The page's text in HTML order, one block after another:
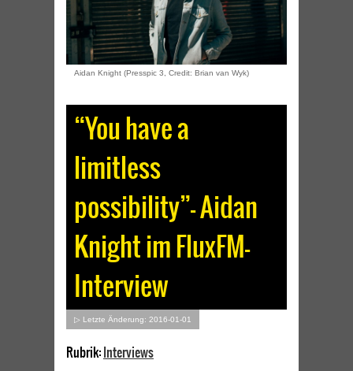
Aidan Knight (Presspic 3, Credit: Brian van Wyk)
“You have a
limitless
possibility”- Aidan
Knight im FluxFM-
Interview
▷ Letzte Änderung: 2016-01-01
Rubrik:Interviews